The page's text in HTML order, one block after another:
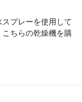
プレーを使用して
ちらの乾燥機を購